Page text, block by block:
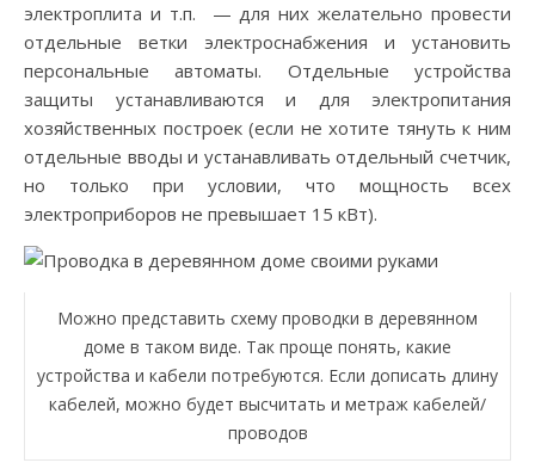
электроплита и т.п. — для них желательно провести
отдельные ветки электроснабжения и установить
персональные автоматы. Отдельные устройства
защиты устанавливаются и для электропитания
хозяйственных построек (если не хотите тянуть к ним
отдельные вводы и устанавливать отдельный счетчик,
но только при условии, что мощность всех
электроприборов не превышает 15 кВт).
Можно представить схему проводки в деревянном
доме в таком виде. Так проще понять, какие
устройства и кабели потребуются. Если дописать длину
кабелей, можно будет высчитать и метраж кабелей/
проводов